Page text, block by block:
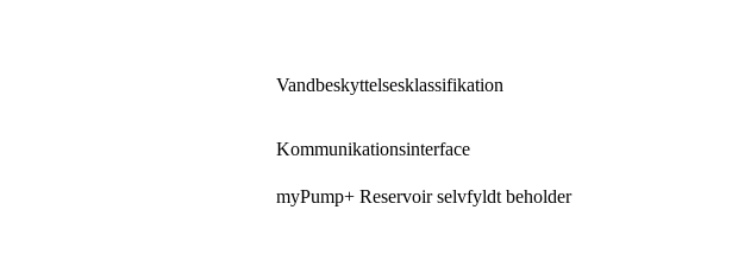
Vandbeskyttelsesklassifikation
Kommunikationsinterface
myPump+ Reservoir selvfyldt beholder